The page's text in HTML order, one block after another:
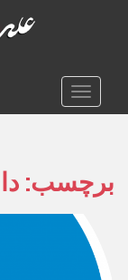
o
NAVIGATION
برچسب: